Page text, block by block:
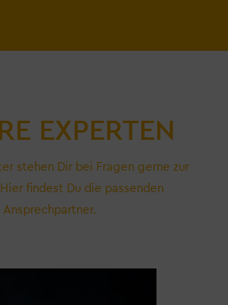
EXPERTEN
stehen Dir bei Fragen gerne zur
findest Du die passenden
Ansprechpartner.